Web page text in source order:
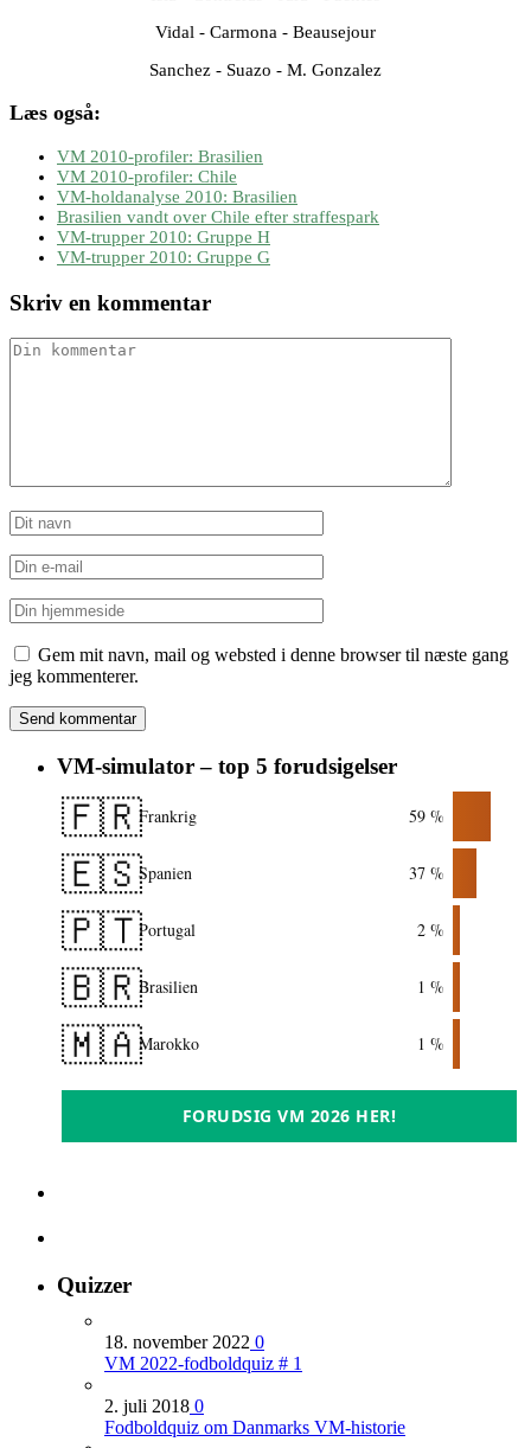
Vidal - Carmona - Beausejour
Sanchez - Suazo - M. Gonzalez
Læs også:
VM 2010-profiler: Brasilien
VM 2010-profiler: Chile
VM-holdanalyse 2010: Brasilien
Brasilien vandt over Chile efter straffespark
VM-trupper 2010: Gruppe H
VM-trupper 2010: Gruppe G
Skriv en kommentar
Gem mit navn, mail og websted i denne browser til næste gang
jeg kommenterer.
VM-simulator – top 5 forudsigelser
🇫🇷Frankrig 59 %
🇪🇸Spanien 37 %
🇵🇹Portugal 2 %
🇧🇷Brasilien 1 %
🇲🇦Marokko 1 %
FORUDSIG VM 2026 HER!
Quizzer
18. november 2022 0
VM 2022-fodboldquiz # 1
2. juli 2018 0
Fodboldquiz om Danmarks VM-historie